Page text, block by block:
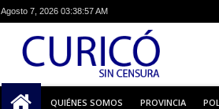
Agosto 7, 2026 03:38:57 AM
QUIÉNES SOMOS PROVINCIA